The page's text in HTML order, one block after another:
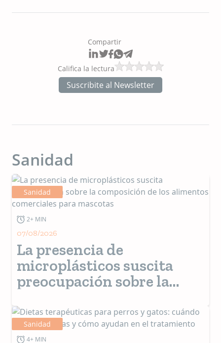
Compartir
Califica la lectura
Suscribite al Newsletter
Sanidad
Sanidad
2+ MIN
07/08/2026
La presencia de
microplásticos suscita
preocupación sobre la
alimentos comerciales
para mascotas
Sanidad
4+ MIN